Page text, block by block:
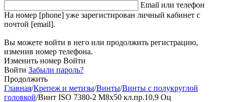
Email или телефон
На номер [phone] уже зарегистирован личный кабинет с
почтой [email].
Вы можете войти в него или продолжить регистрацию,
изменив номер телефона.
Изменить номер Войти
Войти Забыли пароль?
Продолжить
Главная/Крепеж и метизы/Винты/Винты с полукруглой
головкой/Винт ISO 7380-2 М8х50 кл.пр.10,9 Оц